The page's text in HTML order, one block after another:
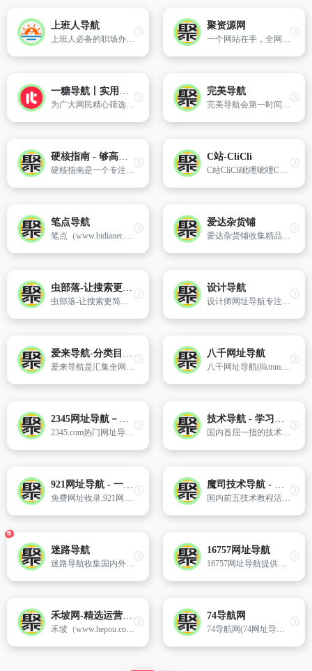
上班人导航
上班人必备的职场办公导航网站
聚资源网
一个网站在手，全网精彩尽收眼底，在这里用户可以找到想要的所有资源，免费学习资源，免费影视资源，免费音乐资源，免费工具资源，免费网站资源等，聚资源网站还有一键聚合搜索引擎，一键搜索自己想要的资源。
一糖导航丨实用的上网导航资源网址导航
为广大网民精心筛选、整理国内外各类优秀的网站大全，更多人选择的资源网址导航
完美导航
完美导航会第一时间给您找出相关并且发布在失效网址页内和回复您的反馈。
硬核指南 - 够高清才是真硬核！
硬核指南是一个专注于收录免费电影、音乐、电子书、二次元、游戏网站的导航，也提供了各类Tvbox、洛雪音乐、musicfree等开源软件接口。
C站-CliCli
C站CliCli呲哩呲哩C站是国内知名的导航网站,全球超500万用户,这里有最火的网站网址,最新的资源内容,各种免费神奇站点。大家可以在这里找到更多欢乐
笔点导航
笔点（www.bidianer.com）是一个简洁的网址导航网站。你可以自定义上网常用网址、自定义你需要的工具模块。你还可以发现、收集、分享，Web开发、设计工作中的优质资源、干货。
爱达杂货铺
爱达杂货铺收集精品网络免费资源、包括免费视频、BT种子磁力搜索、网盘搜索、软件、网站和各类资源,欢迎前来探索。
虫部落-让搜索更简单！
虫部落-让搜索更简单！
设计导航
设计师网址导航专注分享优秀设计网站、免费无版权限制可商用的高品质素材,设计教程、尺寸规范、配色方案、设计素材和灵感
爱来导航-分类目录 - 一个主页整个世界
爱来导航是汇集全网优质网址及资源的中文上网导航。及时收录分类的网址,让您的网络生活更简单精彩。上网,从爱来导航开始
八千网址导航
八千网址导航(8kmm.com)是国内首屈一指的导航分类平台,收录国内外各类型网站供网友检索,8kmm网址导航致力于为广大用户推荐各行各业优秀网站,国内外网站大全尽在8kmm导航。
2345网址导航－致力于打造百年品牌（已创建15年10个月）
2345.com热门网址导航站网罗精彩实用网址,如音乐、小说、NBA、财经、购物、视频、软件及热门游戏网址大全等,二三四五网址导航提供了多种搜索引擎入口、实用查询、天气预报、个性定制等实用功能,帮助广大网友畅游网络更轻松。
技术导航 - 学习技术 从这里开始
国内首屈一指的技术教程活动导航分类平台,站点已累计收录数千网站,累计为中国网民提供多达数亿的访问点击,满足用户随时查阅最全面最权威的文章资讯教程
921网址导航 - 一个主页整个世界-为梦想而生
免费网址收录,921网址导航是汇集全网优质网址及资源的中文网址导航。及时收录分类的网址,站内搜索安全,绿色。在这里让您的网络生活更简单精彩。
魔司技术导航 - 技术教程站长导航及站长分享推广平台
国内前五技术教程活动导航分类平台,站点已累计收录数千网站,累计为QQ网民提供多上万次的访问点击,满足用户随时查找QQ技巧,QQ技术,QQ资讯,随时查阅最全面最权威的文章资讯教程,打造最牛叉的站长导航及站长分享推广平台
荐
迷路导航
迷路导航收集国内外网址大全、微信公众号、微信小程序,整理和收藏网站大全导航,提供网站官网直达服务, 您也可以到久寻网免费发布自己的网站、微信公众号及微信小程序信息!
16757网址导航
16757网址导航提供发布各类网址大全、微信公众号、微信小程序、分类信息推广为一体的综合服务平台！
禾坡网-精选运营工具网址导航大全，做运营从这里开始！
禾坡（www.hepou.com）运营导航,精选运营人员常用的运营工具和网站导航大全,有电商运营、新媒体运营、app运营和网站内容运营等网址导航,对于想学习运营的可以从这里开始了解更多关于运营的知识。
74导航网
74导航网(74网址导航)免费收录各类资源技术站点,您的优质网址资源库。是汇集全网优质网址的中外文网址上网导航大全。